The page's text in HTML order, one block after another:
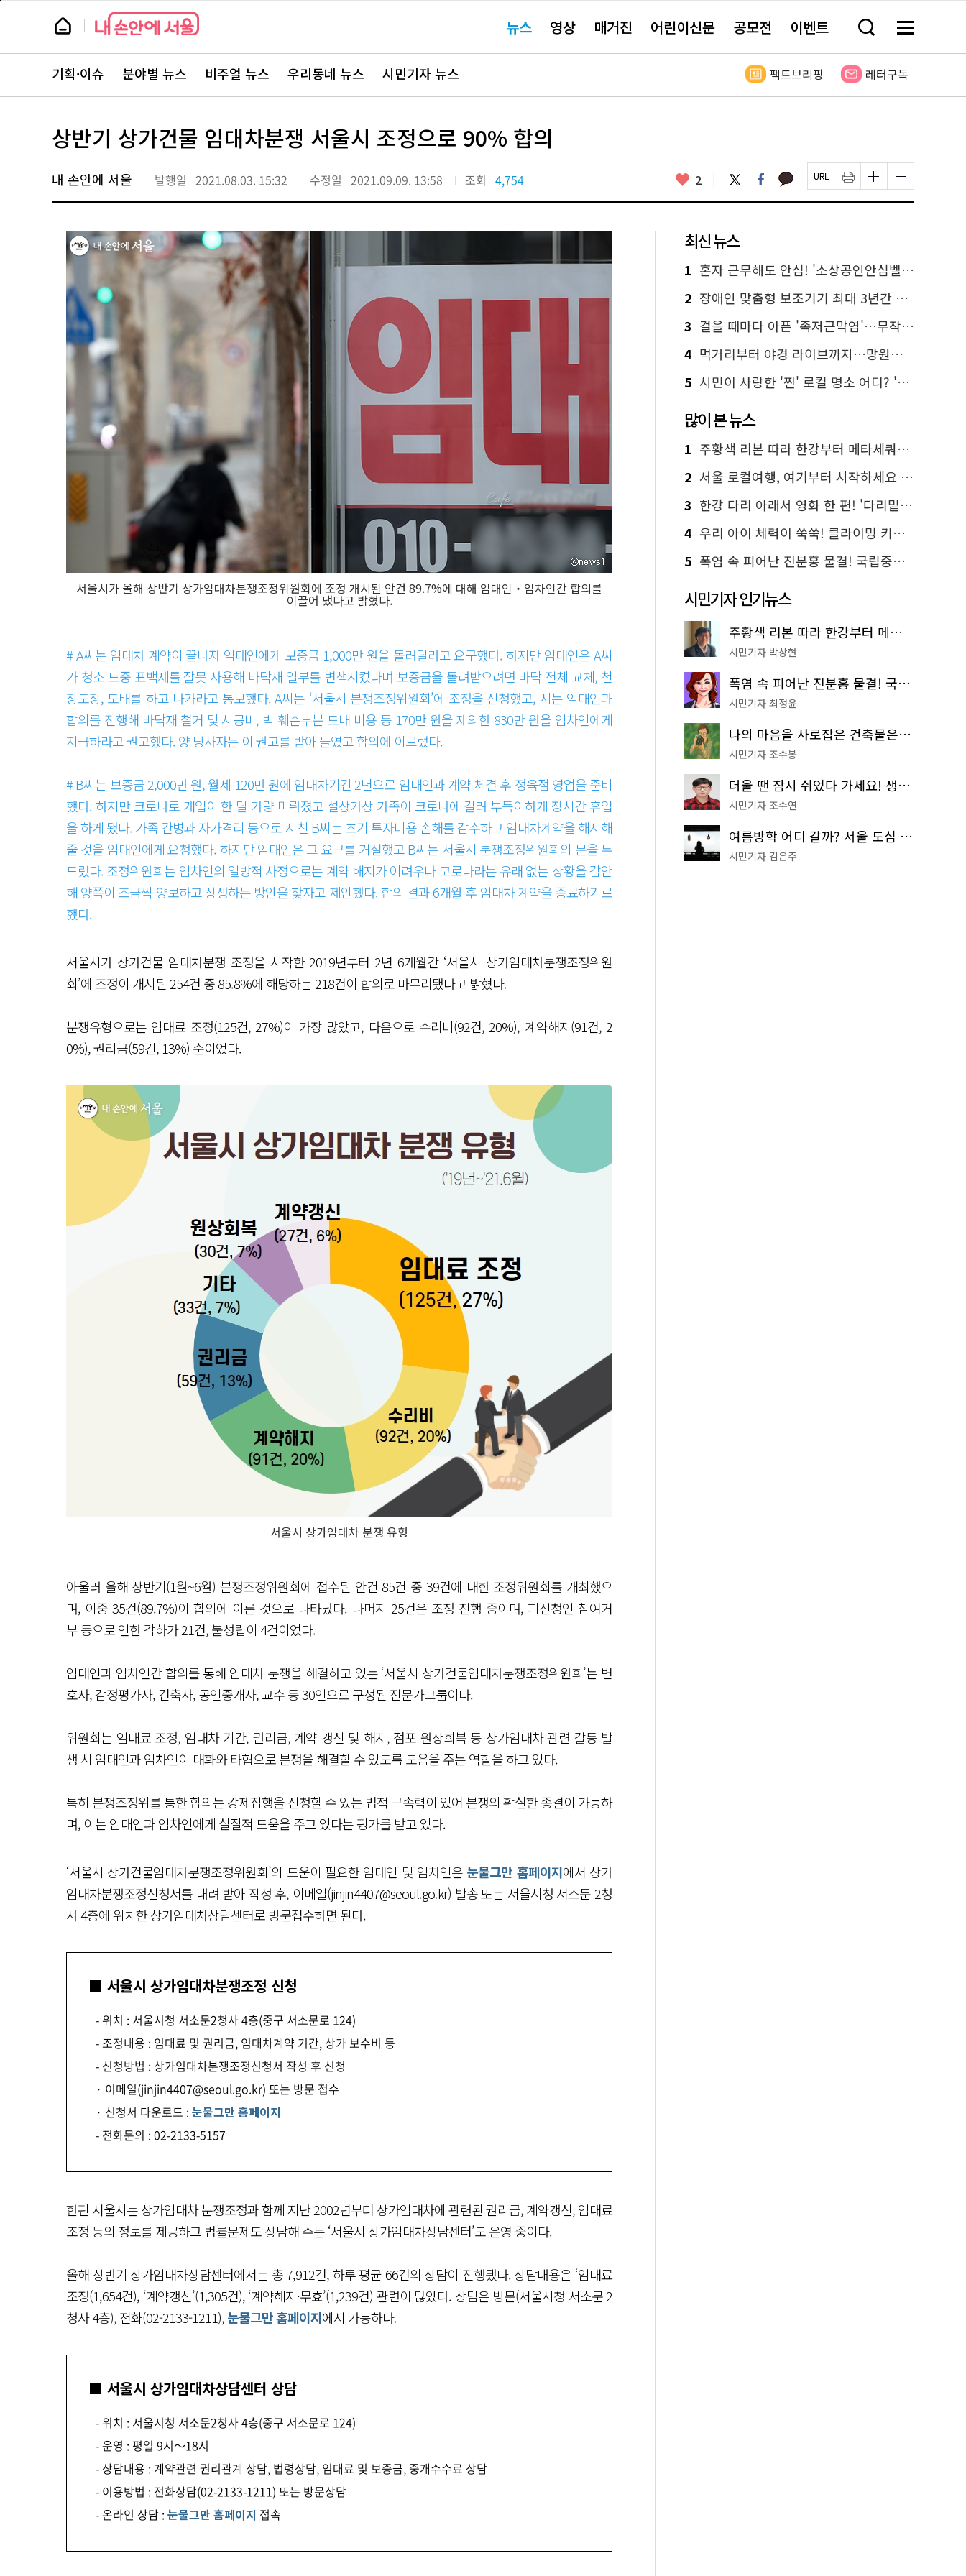
본
뉴
스 요뉴스 영상 매거진 어린이신문 공모전 이벤트 검
창
기
메
전
보
뉴
스
주
서
바
로
기획·이슈 분야별 뉴스 비주얼 뉴스 우리동네 뉴스 시민기자 뉴스 팩트브리핑 레터구독
상반기 상가건물 임대차분쟁 서울시 조정으로 90% 합의
내 손안에 서울 발행일 2021.08.03. 15:32 수정일 2021.09.09. 13:58 조회 4,754 좋
요
2 트
위
터
페
이
스
카
카 페
이
지
인
쇄
하
글
자
크
하
기
글
자
크
하
기
서울시가 올해 상반기 상가임대차분쟁조정위원회에 조정 개시된 안건 89.7%에 대해 임대인‧임차인간 합의를
이끌어 냈다고 밝혔다.
# A씨는 임대차 계약이 끝나자 임대인에게 보증금 1,000만 원을 돌려달라고 요구했다. 하지만 임대인은 A씨
가 청소 도중 표백제를 잘못 사용해 바닥재 일부를 변색시켰다며 보증금을 돌려받으려면 바닥 전체 교체, 천
장도장, 도배를 하고 나가라고 통보했다. A씨는 ‘서울시 분쟁조정위원회’에 조정을 신청했고, 시는 임대인과
합의를 진행해 바닥재 철거 및 시공비, 벽 훼손부분 도배 비용 등 170만 원을 제외한 830만 원을 임차인에게
지급하라고 권고했다. 양 당사자는 이 권고를 받아 들였고 합의에 이르렀다.
# B씨는 보증금 2,000만 원, 월세 120만 원에 임대차기간 2년으로 임대인과 계약 체결 후 정육점 영업을 준비
했다. 하지만 코로나로 개업이 한 달 가량 미뤄졌고 설상가상 가족이 코로나에 걸려 부득이하게 장시간 휴업
을 하게 됐다. 가족 간병과 자가격리 등으로 지친 B씨는 초기 투자비용 손해를 감수하고 임대차계약을 해지해
줄 것을 임대인에게 요청했다. 하지만 임대인은 그 요구를 거절했고 B씨는 서울시 분쟁조정위원회의 문을 두
드렸다. 조정위원회는 임차인의 일방적 사정으로는 계약 해지가 어려우나 코로나라는 유래 없는 상황을 감안
해 양쪽이 조금씩 양보하고 상생하는 방안을 찾자고 제안했다. 합의 결과 6개월 후 임대차 계약을 종료하기로
했다.
서울시가 상가건물 임대차분쟁 조정을 시작한 2019년부터 2년 6개월간 ‘서울시 상가임대차분쟁조정위원
회’에 조정이 개시된 254건 중 85.8%에 해당하는 218건이 합의로 마무리됐다고 밝혔다.
분쟁유형으로는 임대료 조정(125건, 27%)이 가장 많았고, 다음으로 수리비(92건, 20%), 계약해지(91건, 2
0%), 권리금(59건, 13%) 순이었다.
서울시 상가임대차 분쟁 유형
아울러 올해 상반기(1월~6월) 분쟁조정위원회에 접수된 안건 85건 중 39건에 대한 조정위원회를 개최했으
며, 이중 35건(89.7%)이 합의에 이른 것으로 나타났다. 나머지 25건은 조정 진행 중이며, 피신청인 참여거
부 등으로 인한 각하가 21건, 불성립이 4건이었다.
임대인과 임차인간 합의를 통해 임대차 분쟁을 해결하고 있는 ‘서울시 상가건물임대차분쟁조정위원회’는 변
호사, 감정평가사, 건축사, 공인중개사, 교수 등 30인으로 구성된 전문가그룹이다.
위원회는 임대료 조정, 임대차 기간, 권리금, 계약 갱신 및 해지, 점포 원상회복 등 상가임대차 관련 갈등 발
생 시 임대인과 임차인이 대화와 타협으로 분쟁을 해결할 수 있도록 도움을 주는 역할을 하고 있다.
특히 분쟁조정위를 통한 합의는 강제집행을 신청할 수 있는 법적 구속력이 있어 분쟁의 확실한 종결이 가능하
며, 이는 임대인과 임차인에게 실질적 도움을 주고 있다는 평가를 받고 있다.
‘서울시 상가건물임대차분쟁조정위원회’의 도움이 필요한 임대인 및 임차인은 눈물그만 홈페이지에서 상가
임대차분쟁조정신청서를 내려 받아 작성 후, 이메일(jinjin4407@seoul.go.kr) 발송 또는 서울시청 서소문 2청
사 4층에 위치한 상가임대차상담센터로 방문접수하면 된다.
■ 서울시 상가임대차분쟁조정 신청
- 위치 : 서울시청 서소문2청사 4층(중구 서소문로 124)
- 조정내용 : 임대료 및 권리금, 임대차계약 기간, 상가 보수비 등
- 신청방법 : 상가임대차분쟁조정신청서 작성 후 신청
· 이메일(jinjin4407@seoul.go.kr) 또는 방문 접수
· 신청서 다운로드 : 눈물그만 홈페이지
- 전화문의 : 02-2133-5157
한편 서울시는 상가임대차 분쟁조정과 함께 지난 2002년부터 상가임대차에 관련된 권리금, 계약갱신, 임대료
조정 등의 정보를 제공하고 법률문제도 상담해 주는 ‘서울시 상가임대차상담센터’도 운영 중이다.
올해 상반기 상가임대차상담센터에서는 총 7,912건, 하루 평균 66건의 상담이 진행됐다. 상담내용은 ‘임대료
조정(1,654건), ‘계약갱신’(1,305건), ‘계약해지·무효’(1,239건) 관련이 많았다. 상담은 방문(서울시청 서소문 2
청사 4층), 전화(02-2133-1211),눈물그만 홈페이지에서 가능하다.
■ 서울시 상가임대차상담센터 상담
- 위치 : 서울시청 서소문2청사 4층(중구 서소문로 124)
- 운영 : 평일 9시～18시
- 상담내용 : 계약관련 권리관계 상담, 법령상담, 임대료 및 보증금, 중개수수료 상담
- 이용방법 : 전화상담(02-2133-1211) 또는 방문상담
- 온라인 상담 : 눈물그만 홈페이지 접속
최신 뉴스
1 혼자 근무해도 안심! '소상공인안심벨' 신청하세요
2 장애인 맞춤형 보조기기 최대 3년간 무상 대여…삶의 질 높인다
3 걸을 때마다 아픈 '족저근막염'…무작정 참지 말고 '이것' 해보세요!
4 먹거리부터 야경 라이브까지…망원한강공원 알짜 코스
5 시민이 사랑한 '찐' 로컬 명소 어디? '서울에디션25' 추천 코스
많이 본 뉴스
1 주황색 리본 따라 한강부터 메타세쿼이아 숲길까지…서울둘레길 15코스
2 서울 로컬여행, 여기부터 시작하세요 '서울에디션25'
3 한강 다리 아래서 영화 한 편! '다리밑 영화관' 무료 상영
4 우리 아이 체력이 쑥쑥! 클라이밍 키즈카페·어린이 체력장
5 폭염 속 피어난 진분홍 물결! 국립중앙박물관 배롱나무 명소
시민기자 인기뉴스
주황색 리본 따라 한강부터 메타세쿼이아 숲길까지…서울둘레길 15코스
시민기자 박상현
폭염 속 피어난 진분홍 물결! 국립중앙박물관 배롱나무 명소
시민기자 최정윤
나의 마음을 사로잡은 건축물은? '서울시 건축상' 수상작 공개!
시민기자 조수봉
더울 땐 잠시 쉬었다 가세요! 생수 냉장고부터 해피소·무더위쉼터까지
시민기자 조수연
여름방학 어디 갈까? 서울 도심 무료 실내 여행 코스 추천
시민기자 김은주
페